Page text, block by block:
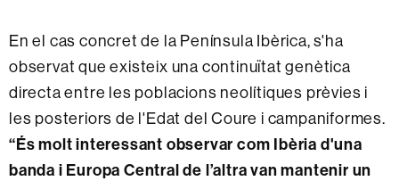
En el cas concret de la Península Ibèrica, s'ha
observat que existeix una continuïtat genètica
directa entre les poblacions neolítiques prèvies i
les posteriors de l'Edat del Coure i campaniformes.
“És molt interessant observar com Ibèria d'una
banda i Europa Central de l’altra van mantenir un